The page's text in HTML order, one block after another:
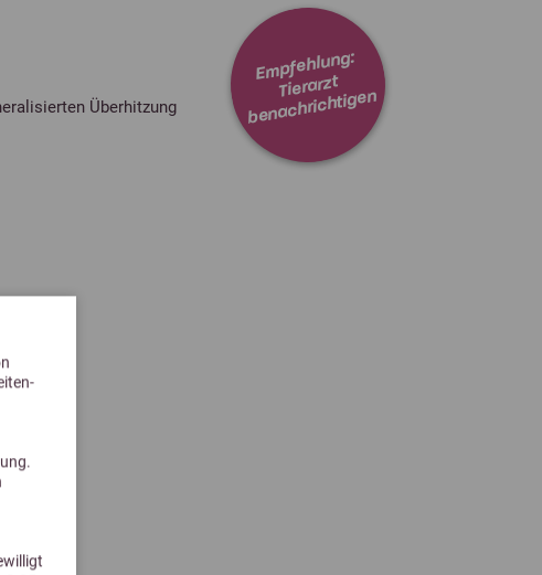
Überhitzung
Empfehlung:
Tierarzt
benachrichtigen